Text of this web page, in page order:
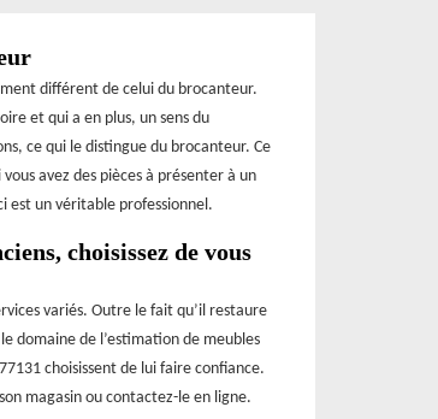
différent de celui du brocanteur.
et qui a en plus, un sens du
ce qui le distingue du brocanteur. Ce
avez des pièces à présenter à un
est un véritable professionnel.
choisissez de vous
variés. Outre le fait qu’il restaure
domaine de l’estimation de meubles
choisissent de lui faire confiance.
magasin ou contactez-le en ligne.